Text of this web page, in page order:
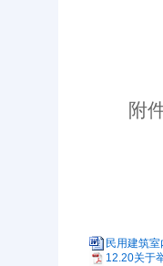
附
民用建筑
12.20关于